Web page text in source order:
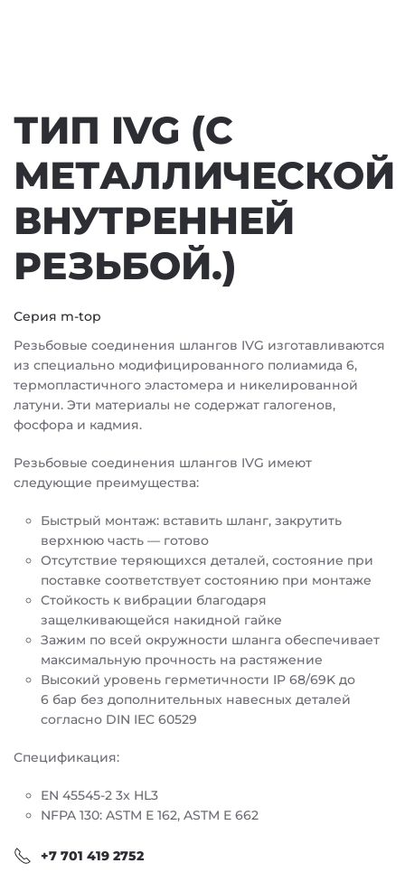
ТИП IVG (С
МЕТАЛЛИЧЕСКОЙ
ВНУТРЕННЕЙ
РЕЗЬБОЙ.)
Серия m-top
Резьбовые соединения шлангов IVG изготавливаются
из специально модифицированного полиамида 6,
термопластичного эластомера и никелированной
латуни. Эти материалы не содержат галогенов,
фосфора и кадмия.
Резьбовые соединения шлангов IVG имеют
следующие преимущества:
Быстрый монтаж: вставить шланг, закрутить
верхнюю часть — готово
Отсутствие теряющихся деталей, состояние при
поставке соответствует состоянию при монтаже
Стойкость к вибрации благодаря
защелкивающейся накидной гайке
Зажим по всей окружности шланга обеспечивает
максимальную прочность на растяжение
Высокий уровень герметичности IP 68/69K до
6 бар без дополнительных навесных деталей
согласно DIN IEC 60529
Спецификация:
EN 45545-2 3x HL3
NFPA 130: ASTM E 162, ASTM E 662
+7 701 419 2752